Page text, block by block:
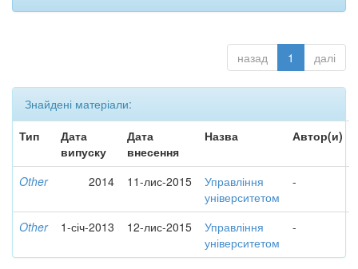
назад 1 далі
Знайдені матеріали:
Тип
Дата
випуску
Дата
внесення
Назва Автор(и)
Other 2014 11-лис-2015
Управління
університетом
-
Other 1-січ-2013 12-лис-2015
Управління
університетом
-